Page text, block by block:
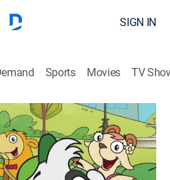
SIGN IN
Sports Movies TV
en la botella